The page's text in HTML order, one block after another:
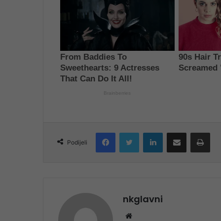
Podijeli
FacebookTwitter LinkedInShare via Email
nkglavni